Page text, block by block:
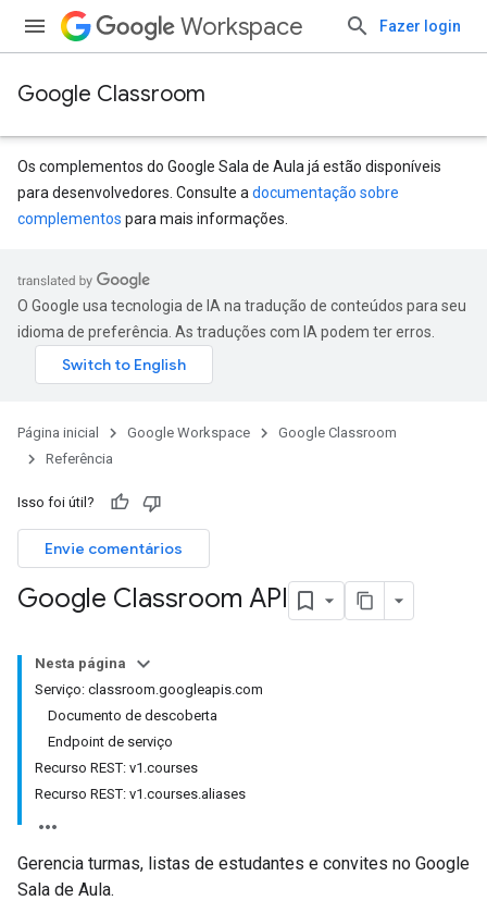
Workspace Fazer login
Google Classroom
Os complementos do Google Sala de Aula já estão disponíveis
para desenvolvedores. Consulte a documentação sobre
complementos para mais informações.
O Google usa tecnologia de IA na tradução de conteúdos para seu
idioma de preferência. As traduções com IA podem ter erros.
Página inicial Google Workspace
Google Classroom
Referência
Isso foi útil?
Envie comentários
Google Classroom API
Nesta página
Serviço: classroom.googleapis.com
Documento de descoberta
Endpoint de serviço
Recurso REST: v1.courses
Recurso REST: v1.courses.aliases
Gerencia turmas, listas de estudantes e convites no Google
Sala de Aula.